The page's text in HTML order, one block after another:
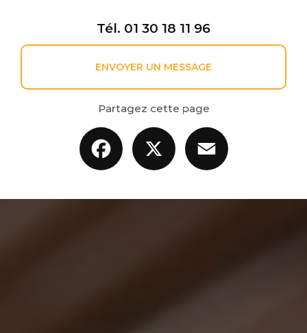
Tél. 01 30 18 11 96
ENVOYER UN MESSAGE
Partagez cette page
Facebook